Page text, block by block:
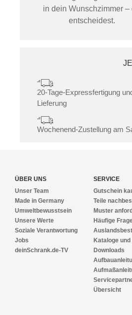
in dein Wunschzimmer –
entscheidest.
20-Tage-Expressfertigung
Lieferung
Wochenend-Zustellung am
ÜBER UNS
Unser Team
Made in Germany
Umweltbewusstsein
Unsere Werte
Soziale Verantwortung
Jobs
deinSchrank.de-TV
SERVICE
Gutschein
Teile
Muster
Häufige
Kataloge
Downloads
Übersicht